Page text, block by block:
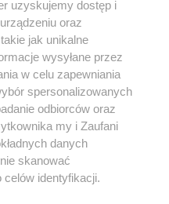
udział w jesiennej
uzyskujemy dostęp i
oraz
jak unikalne
wysyłane przez
w celu zapewniania
spersonalizowanych
odbiorców oraz
my i Zaufani
danych
skanować
identyfikacji.